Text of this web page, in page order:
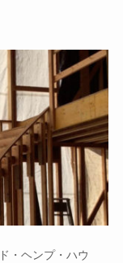
・ヘンプ・ハウ